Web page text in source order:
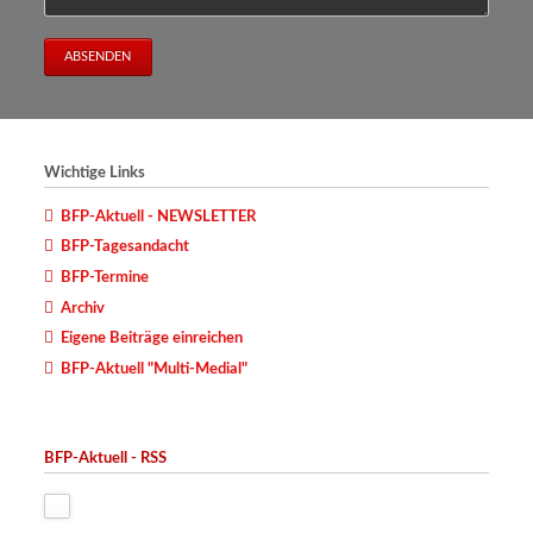
ABSENDEN
Wichtige Links
BFP-Aktuell - NEWSLETTER
BFP-Tagesandacht
BFP-Termine
Archiv
Eigene Beiträge einreichen
BFP-Aktuell "Multi-Medial"
BFP-Aktuell - RSS